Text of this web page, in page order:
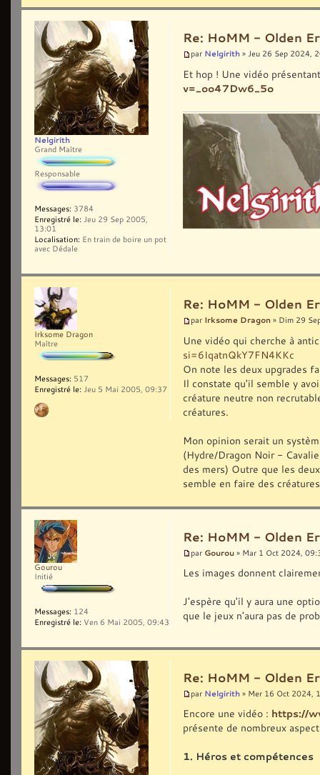
Re: HoMM - Olden
par Nelgirith » Jeu 26 Sep 2024,
Et hop ! Une vidéo
v=_oo47Dw6_5o
Nelgirith
Grand Maître
Responsable
Messages: 3784
Enregistré le: Jeu 29 Sep 2005,
13:01
Localisation: En train de boire un pot
avec Dédale
Re: HoMM - Olden
par Irksome Dragon » Dim 29
Une vidéo qui cherche à
si=6IqatnQkY7FN4KKc
On note les deux upgrades
Il constate qu'il semble y
créature neutre non
créatures.
Mon opinion serait un
(Hydre/Dragon Noir -
des mers) Outre que les
semble en faire des
Irksome Dragon
Maître
Messages: 517
Enregistré le: Jeu 5 Mai 2005, 09:37
Re: HoMM - Olden
par Gourou » Mar 1 Oct 2024,
Les images donnent
J'espère qu'il y aura une
que le jeux n'aura pas de
Gourou
Initié
Messages: 124
Enregistré le: Ven 6 Mai 2005, 09:43
Re: HoMM - Olden
par Nelgirith » Mer 16 Oct 2024,
Encore une vidéo : https://
présente de nombreux
1. Héros et compétences